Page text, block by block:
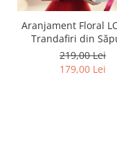
Aranjament Floral
Trandafiri din
Cadou Elegant și
219,00 Lei
179,00 Lei